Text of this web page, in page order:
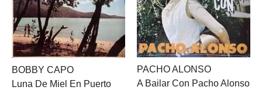
BOBBY CAPO
Luna De Miel En Puerto
PACHO ALONSO
A Bailar Con Pacho Alonso